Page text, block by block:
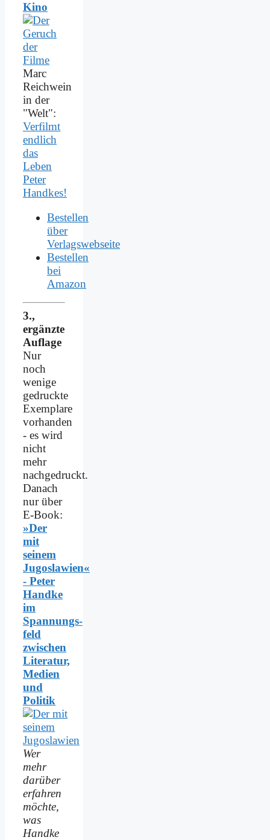
Kino
Marc
Reichwein
in der
"Welt":
Verfilmt
endlich
das
Leben
Peter
Handkes!
Bestellen
über
Verlagswebseite
Bestellen
bei
Amazon
3.,
ergänzte
Auflage
Nur
noch
wenige
gedruckte
Exemplare
vorhanden
- es wird
nicht
mehr
nachgedruckt.
Danach
nur über
E-Book:
»Der
mit
seinem
Jugoslawien«
- Peter
Handke
im
Spannungs­
feld
zwischen
Literatur,
Medien
und
Politik
Wer
mehr
darüber
erfahren
möchte,
was
Handke